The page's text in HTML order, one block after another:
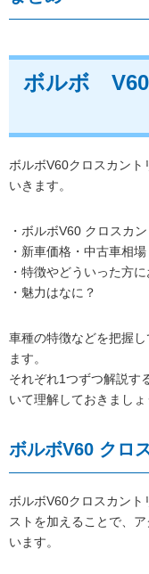
ボルボ V60
ボルボV60クロスカン
いきます。
・ボルボV60 クロスカ
・新車価格・中古車相場
・特徴やどういった方
・魅力はなに？
車種の特徴などを把握
ます。
それぞれ1つずつ解説す
いて理解しておきましょ
ボルボV60 クロ
ボルボV60クロスカント
ストを加えることで、
います。